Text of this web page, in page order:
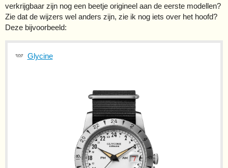
verkrijgbaar zijn nog een beetje origineel aan de eerste modellen?
Zie dat de wijzers wel anders zijn, zie ik nog iets over het hoofd?
Deze bijvoorbeeld:
Glycine